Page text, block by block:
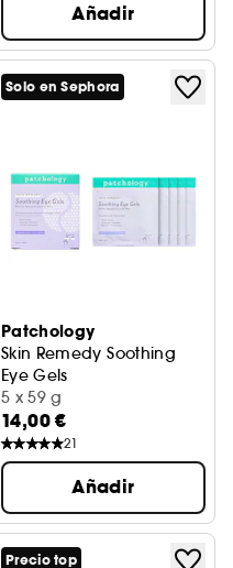
Añadir
Solo en Sephora
Patchology
Skin Remedy Soothing
Eye Gels
Parches para los ojos
5 x 59 g
14,00 €
21
Añadir
Precio top